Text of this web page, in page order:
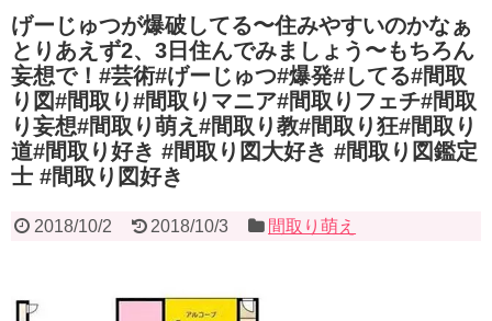
げーじゅつが爆破してる〜住みやすいのかなぁ
とりあえず2、3日住んでみましょう〜もちろん
妄想で！#芸術#げーじゅつ#爆発#してる#間取
り図#間取り#間取りマニア#間取りフェチ#間取
り妄想#間取り萌え#間取り教#間取り狂#間取り
道#間取り好き #間取り図大好き #間取り図鑑定
士 #間取り図好き
2018/10/2 2018/10/3 間取り萌え